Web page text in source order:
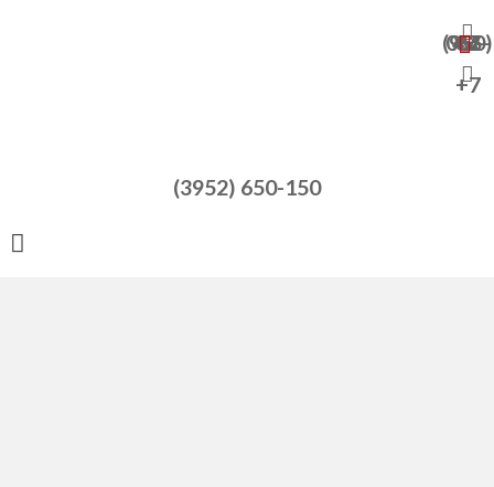
+7 (950) 065-47-82
+7
(3952) 650-150